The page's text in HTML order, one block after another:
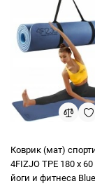
Коврик (мат)
4FIZJO TPE 180 x
йоги и фитнеса